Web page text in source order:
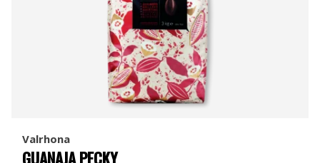
Valrhona
GUANAJA PECKY